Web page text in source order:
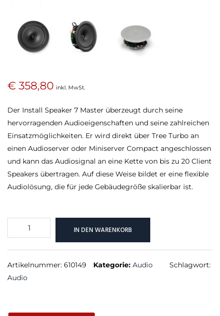
€ 358,80 inkl. MwSt.
Der Install Speaker 7 Master überzeugt durch seine
hervorragenden Audioeigenschaften und seine zahlreichen
Einsatzmöglichkeiten. Er wird direkt über Tree Turbo an
einen Audioserver oder Miniserver Compact angeschlossen
und kann das Audiosignal an eine Kette von bis zu 20 Client
Speakers übertragen. Auf diese Weise bildet er eine flexible
Audiolösung, die für jede Gebäudegröße skalierbar ist.
Install
Speaker
7
Master
Menge
IN DEN WARENKORB
Artikelnummer: 610149 Kategorie: Audio
Schlagwort:
Audio